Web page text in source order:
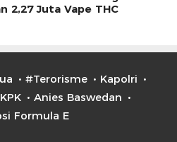
2,27 Juta Vape THC
#Terorisme
Kapolri
KPK
Anies Baswedan
Formula E